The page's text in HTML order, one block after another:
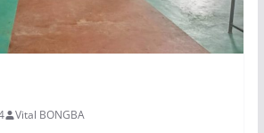
Vital BONGBA